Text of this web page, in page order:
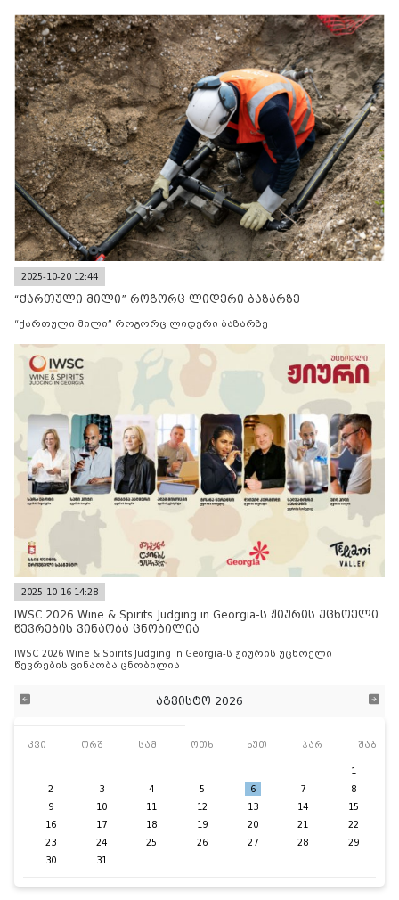
2025-10-20 12:44
“ქართული მილი” როგორც ლიდერი ბაზარზე
“ქართული მილი” როგორც ლიდერი ბაზარზე
2025-10-16 14:28
IWSC 2026 Wine & Spirits Judging in Georgia-ს ჟიურის უცხოელი
წევრების ვინაობა ცნობილია
IWSC 2026 Wine & Spirits Judging in Georgia-ს ჟიურის უცხოელი
წევრების ვინაობა ცნობილია
აგვისტო 2026
კვი ორშ სამ ოთხ ხუთ პარ შაბ
1
2
3 4 5 6 7
8
9
10 11 12 13 14
15
16
17 18 19 20 21
22
23
24 25 26 27 28
29
30
31